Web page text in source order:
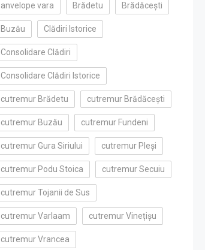
anvelope vara Brădetu Brădăcești
Buzău Clădiri Istorice
Consolidare Clădiri
Consolidare Clădiri Istorice
cutremur Brădetu cutremur Brădăcești
cutremur Buzău cutremur Fundeni
cutremur Gura Siriului cutremur Pleși
cutremur Podu Stoica cutremur Secuiu
cutremur Tojanii de Sus
cutremur Varlaam cutremur Vinețișu
cutremur Vrancea